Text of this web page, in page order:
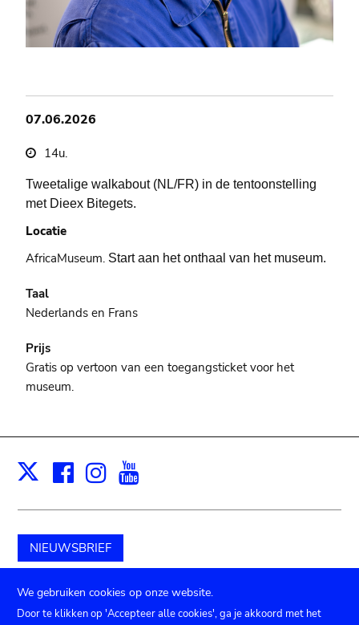
07.06.2026
14u.
Tweetalige walkabout (NL/FR) in de tentoonstelling
met Dieex Bitegets.
Locatie
AfricaMuseum. Start aan het onthaal van het museum.
Taal
Nederlands en Frans
Prijs
Gratis op vertoon van een toegangsticket voor het
museum.
X Facebook
Instagram
NIEUWSBRIEF
Schenk aan het museum
We gebruiken cookies op onze website.
Door te klikken op 'Accepteer alle cookies', ga je akkoord met het